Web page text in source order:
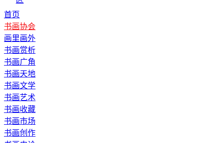
首页
书画协会
画里画外
书画赏析
书画广角
书画天地
书画文学
书画艺术
书画收藏
书画市场
书画创作